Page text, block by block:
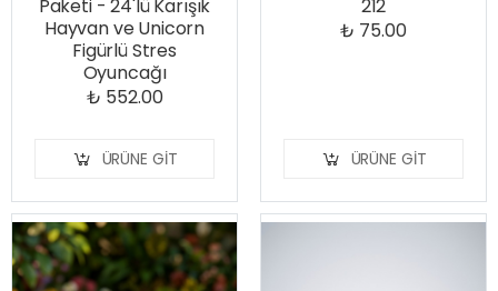
Paketi - 24'lü Karışık
Hayvan ve Unicorn
Figürlü Stres
Oyuncağı
₺ 552.00
ÜRÜNE GIT
212
₺ 75.00
ÜRÜNE GIT